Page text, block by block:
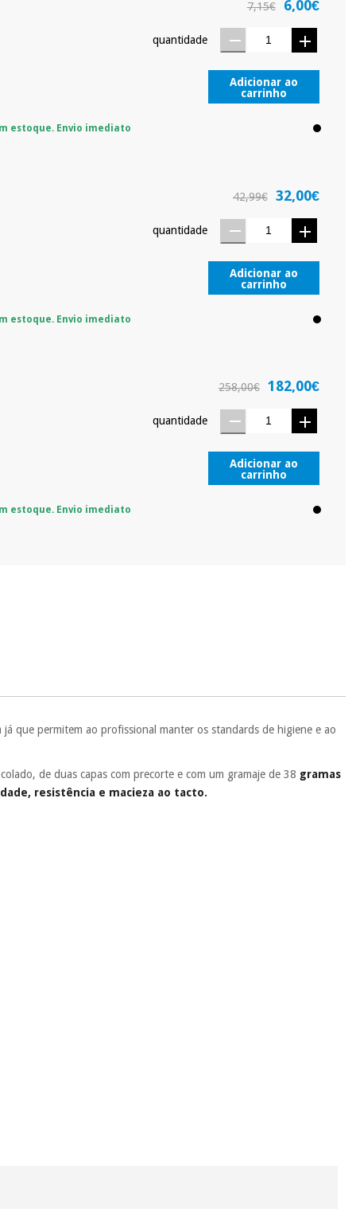
Pode adiantar o pagamento total ou parcial quando quiser,
Não vendemos os seus dados a terceiros nem o
7,15€ 6,00€
quantidade
Adicionar ao
carrinho
estoque. Envio imediato
42,99€ 32,00€
quantidade
Adicionar ao
carrinho
estoque. Envio imediato
258,00€ 182,00€
quantidade
Adicionar ao
carrinho
estoque. Envio imediato
que permitem ao profissional manter os standards de higiene e ao
de duas capas com precorte e com um gramaje de 38 gramas
resistência e macieza ao tacto.